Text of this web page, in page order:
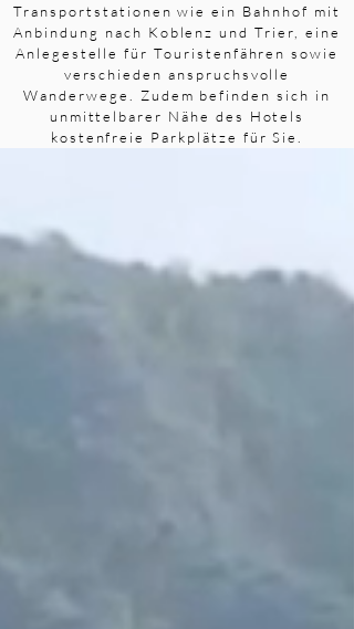
Transportstationen wie ein Bahnhof mit
Anbindung nach Koblenz und Trier, eine
Anlegestelle für Touristenfähren sowie
verschieden anspruchsvolle
Wanderwege. Zudem befinden sich in
unmittelbarer Nähe des Hotels
kostenfreie Parkplätze für Sie.